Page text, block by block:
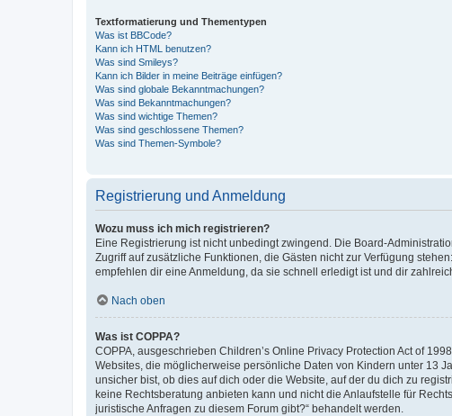
Textformatierung und Thementypen
Was ist BBCode?
Kann ich HTML benutzen?
Was sind Smileys?
Kann ich Bilder in meine Beiträge einfügen?
Was sind globale Bekanntmachungen?
Was sind Bekanntmachungen?
Was sind wichtige Themen?
Was sind geschlossene Themen?
Was sind Themen-Symbole?
Registrierung und Anmeldung
Wozu muss ich mich registrieren?
Eine Registrierung ist nicht unbedingt zwingend. Die Board-
Zugriff auf zusätzliche Funktionen, die Gästen nicht zur Verfügung
empfehlen dir eine Anmeldung, da sie schnell erledigt ist und dir
Nach oben
Was ist COPPA?
COPPA, ausgeschrieben Children’s Online Privacy Protection Act of
Websites, die möglicherweise persönliche Daten von Kindern unter 13
unsicher bist, ob dies auf dich oder die Website, auf der du dich zu
keine Rechtsberatung anbieten kann und nicht die Anlaufstelle für
juristische Anfragen zu diesem Forum gibt?“ behandelt werden.